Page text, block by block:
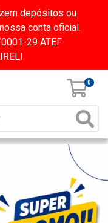
depósitos ou
conta oficial.
29 ATEF
0